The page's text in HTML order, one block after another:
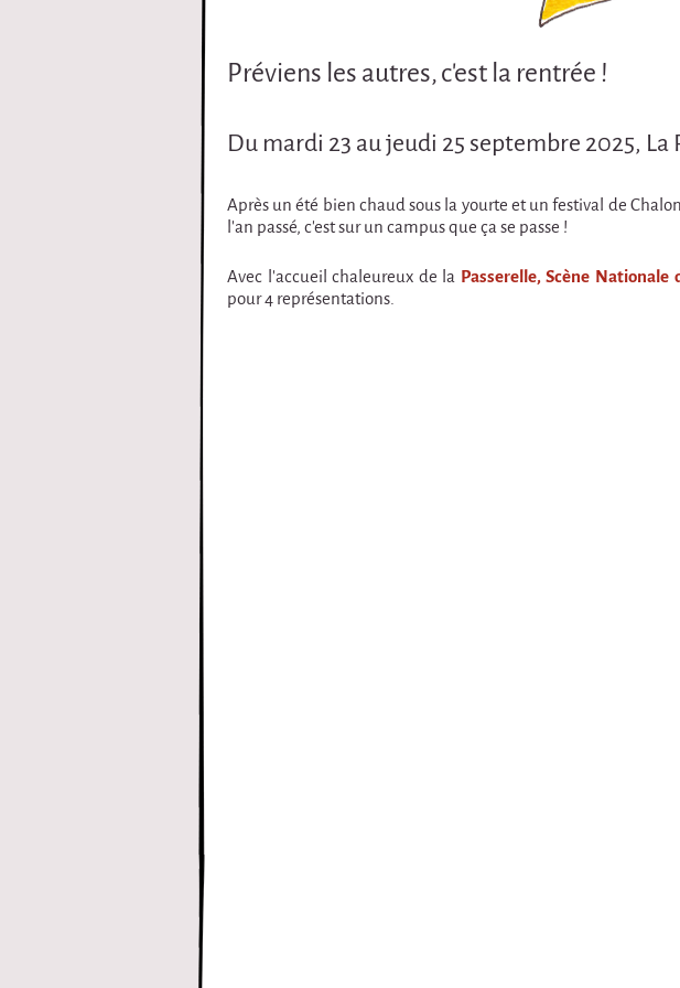
i
r
q
u
e
Préviens les autres, c'est la rentrée !
Du mardi 23 au jeudi 25 septembre 2025,
Après un été bien chaud sous la yourte et un festival de
l'an passé, c'est sur un campus que ça se passe !
Avec l'accueil chaleureux de la Passerelle, Scène Nationale
pour 4 représentations.